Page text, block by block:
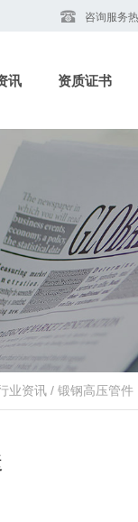
咨询服务
讯 资质证书
业资讯 / 锻钢高压管件